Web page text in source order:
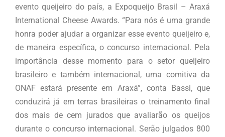
evento queijeiro do país, a Expoqueijo Brasil – Araxá
International Cheese Awards. “Para nós é uma grande
honra poder ajudar a organizar esse evento queijeiro e,
de maneira específica, o concurso internacional. Pela
importância desse momento para o setor queijeiro
brasileiro e também internacional, uma comitiva da
ONAF estará presente em Araxá”, conta Bassi, que
conduzirá já em terras brasileiras o treinamento final
dos mais de cem jurados que avaliarão os queijos
durante o concurso internacional. Serão julgados 800